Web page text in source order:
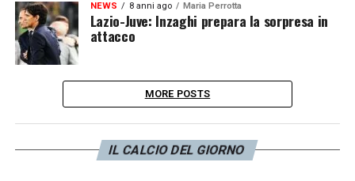
NEWS 8 anni ago Maria Perrotta
Lazio-Juve: Inzaghi prepara la sorpresa in
attacco
MORE POSTS
IL CALCIO DEL GIORNO